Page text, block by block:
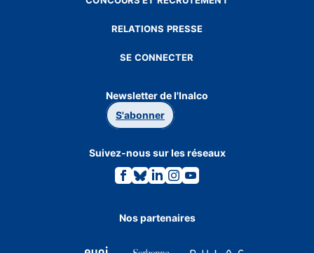
RELATIONS PRESSE
SE CONNECTER
Newsletter de l'Inalco
S'abonner
Suivez-nous sur les réseaux
Lien
vers
Facebook.
Lien
vers
Bluesky.
Lien
vers
Linkedin.
Lien
vers
Instagram.
Lien
vers
Youtube.
Nos partenaires